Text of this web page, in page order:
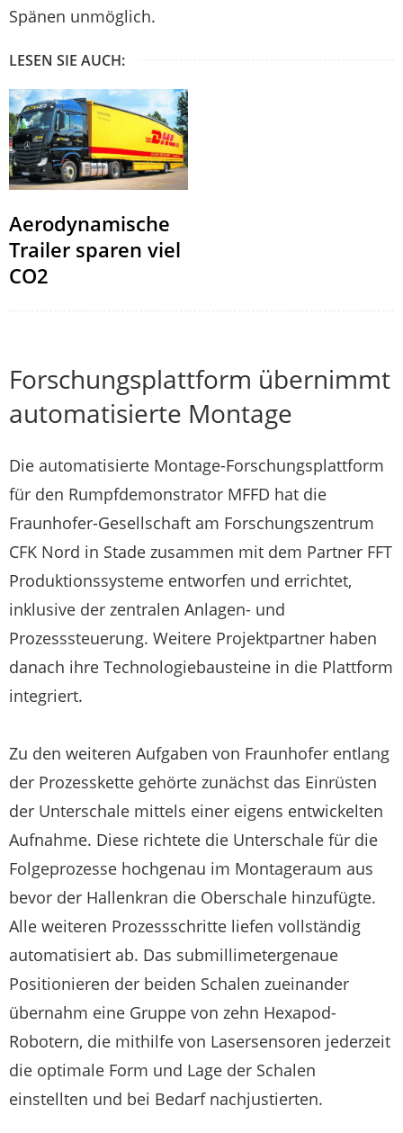
Spänen unmöglich.
LESEN SIE AUCH:
Aerodynamische
Trailer sparen viel
CO2
Forschungsplattform übernimmt
automatisierte Montage
Die automatisierte Montage-Forschungsplattform
für den Rumpfdemonstrator MFFD hat die
Fraunhofer-Gesellschaft am Forschungszentrum
CFK Nord in Stade zusammen mit dem Partner FFT
Produktionssysteme entworfen und errichtet,
inklusive der zentralen Anlagen- und
Prozesssteuerung. Weitere Projektpartner haben
danach ihre Technologiebausteine in die Plattform
integriert.
Zu den weiteren Aufgaben von Fraunhofer entlang
der Prozesskette gehörte zunächst das Einrüsten
der Unterschale mittels einer eigens entwickelten
Aufnahme. Diese richtete die Unterschale für die
Folgeprozesse hochgenau im Montageraum aus
bevor der Hallenkran die Oberschale hinzufügte.
Alle weiteren Prozessschritte liefen vollständig
automatisiert ab. Das submillimetergenaue
Positionieren der beiden Schalen zueinander
übernahm eine Gruppe von zehn Hexapod-
Robotern, die mithilfe von Lasersensoren jederzeit
die optimale Form und Lage der Schalen
einstellten und bei Bedarf nachjustierten.